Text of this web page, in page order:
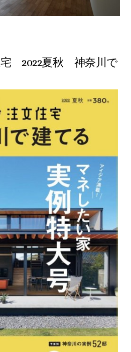
2022夏秋 神奈川で